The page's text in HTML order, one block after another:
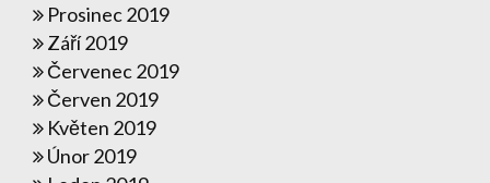
Prosinec 2019
Září 2019
Červenec 2019
Červen 2019
Květen 2019
Únor 2019